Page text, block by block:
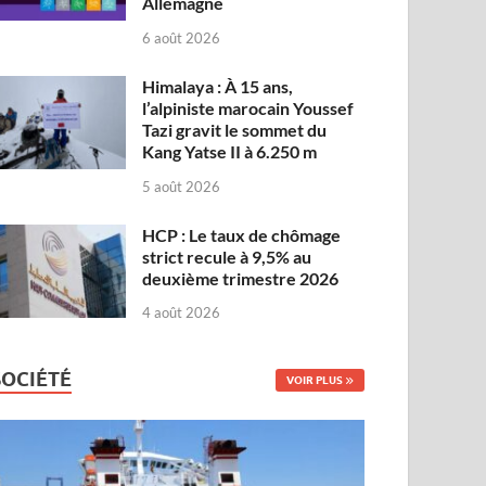
6 août 2026
Himalaya : À 15 ans,
l’alpiniste marocain Youssef
Tazi gravit le sommet du
Kang Yatse II à 6.250 m
5 août 2026
HCP : Le taux de chômage
strict recule à 9,5% au
deuxième trimestre 2026
4 août 2026
VOIR PLUS